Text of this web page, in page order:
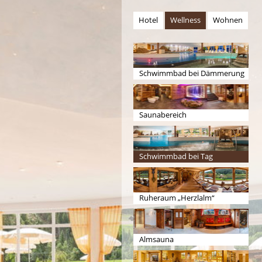
Hotel Wellness Wohnen
Schwimmbad bei Dämmerung
Saunabereich
Schwimmbad bei Tag
Ruheraum „Herzlalm“
Almsauna